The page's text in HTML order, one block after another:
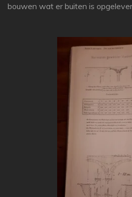
bouwen wat er buiten is